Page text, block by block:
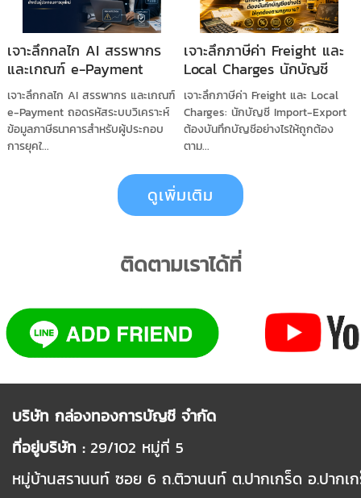
เจาะลึกกลไก AI สรรพากร
และเกณฑ์ e-Payment
ถอดรหัสระบบวิเคราะห์ข้อมูล
ภาษีธนาคารสำหรับผู้ประกอบ
การยุคใหม่
เจาะลึกกลไก AI สรรพากร และเกณฑ์
e-Payment ถอดรหัสระบบวิเคราะห์
ข้อมูลภาษีธนาคารสำหรับผู้ประกอบ
การยุคใ...
เจาะลึกภาษีค่า Freight และ
Local Charges นักบัญชี
Import-Export ต้องบันทึก
บัญชีอย่างไรให้ถูกต้องตาม
กฎหมาย?
เจาะลึกภาษีค่า Freight และ Local
Charges: นักบัญชี Import-Export
ต้องบันทึกบัญชีอย่างไรให้ถูกต้อง
ตาม...
ดูเพิ่มเติม
ติดตามเราได้ที่
บริษัท กล่องทองการบัญชี จำกัด
ที่อยู่บริษัท : 29/102 หมู่ที่ 5
หมู่บ้านสรานนท์ ซอย 6 ถ.ติวานนท์ ต.ปากเกร็ด อ.ปาก